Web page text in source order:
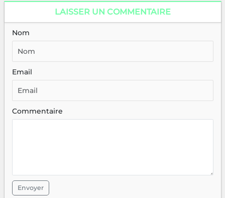
LAISSER UN COMMENTAIRE
Nom
Email
Commentaire
Envoyer